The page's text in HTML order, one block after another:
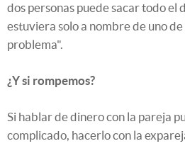
dos personas puede sacar todo el
estuviera solo a nombre de uno de
problema".
¿Y si rompemos?
Si hablar de dinero con la pareja
complicado, hacerlo con la